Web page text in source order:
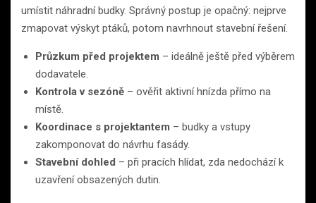
umístit náhradní budky. Správný postup je opačný: nejprve
zmapovat výskyt ptáků, potom navrhnout stavební řešení.
Průzkum před projektem – ideálně ještě před výběrem
dodavatele.
Kontrola v sezóně – ověřit aktivní hnízda přímo na
místě.
Koordinace s projektantem – budky a vstupy
zakomponovat do návrhu fasády.
Stavební dohled – při pracích hlídat, zda nedochází k
uzavření obsazených dutin.